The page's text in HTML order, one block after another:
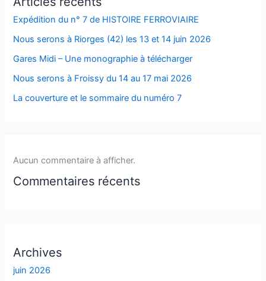
Expédition du n° 7 de HISTOIRE FERROVIAIRE
Nous serons à Riorges (42) les 13 et 14 juin 2026
Gares Midi – Une monographie à télécharger
Nous serons à Froissy du 14 au 17 mai 2026
La couverture et le sommaire du numéro 7
Aucun commentaire à afficher.
Commentaires récents
Archives
juin 2026